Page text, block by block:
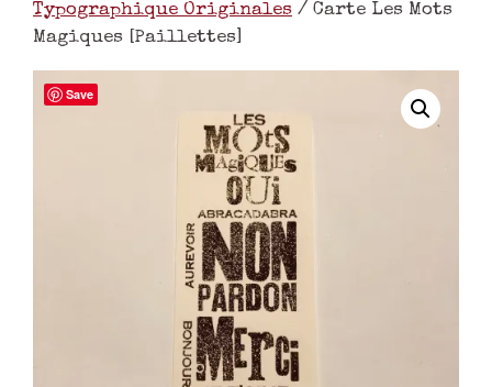
Typographique Originales / Carte Les Mots
Magiques [Paillettes]
Save